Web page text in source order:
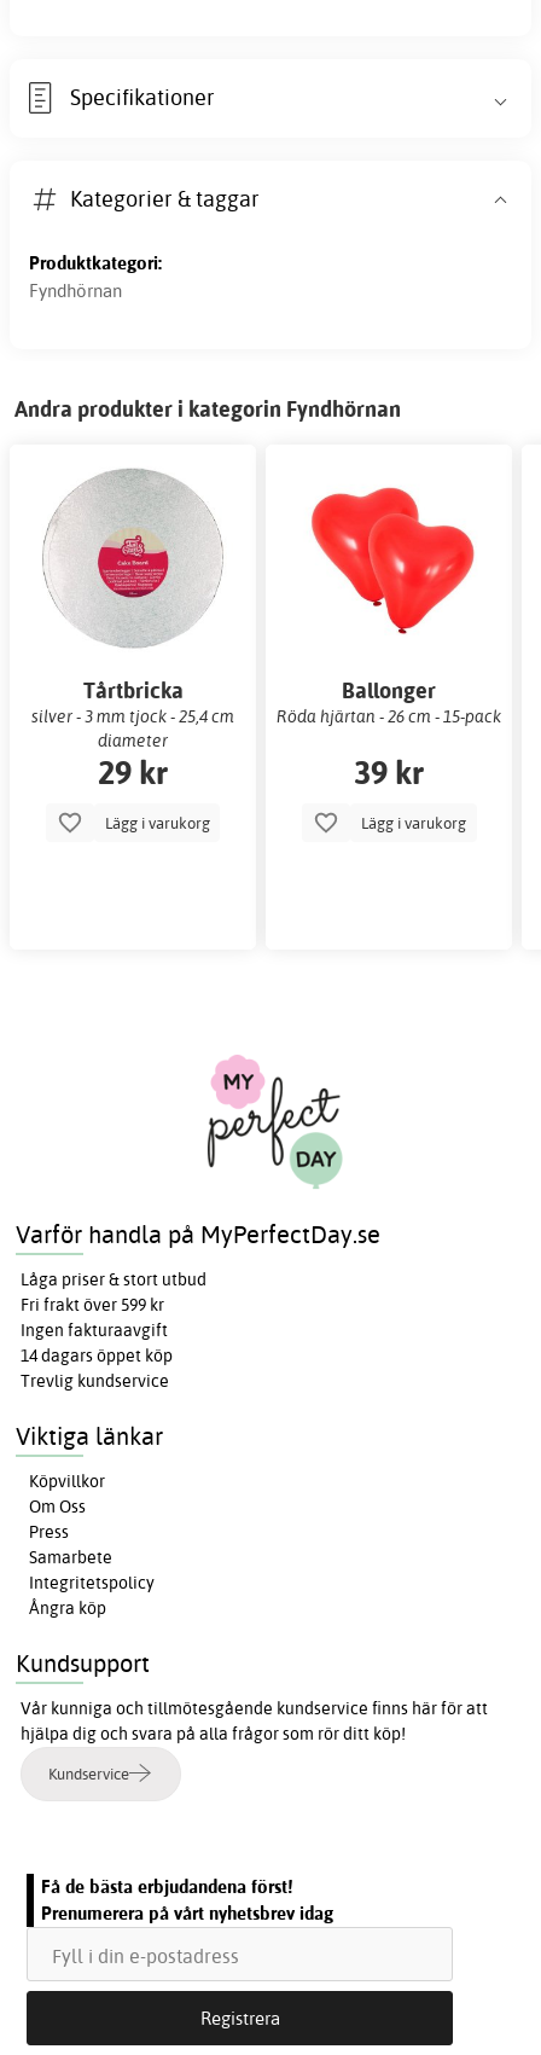
Specifikationer
Kategorier & taggar
Produktkategori:
Fyndhörnan
Andra produkter i kategorin Fyndhörnan
Tårtbricka
silver - 3 mm tjock - 25,4 cm
diameter
29 kr
Lägg i varukorg
Ballonger
Röda hjärtan - 26 cm - 15-pack
39 kr
Lägg i varukorg
Varför handla på MyPerfectDay.se
Låga priser & stort utbud
Fri frakt över 599 kr
Ingen fakturaavgift
14 dagars öppet köp
Trevlig kundservice
Viktiga länkar
Köpvillkor
Om Oss
Press
Samarbete
Integritetspolicy
Ångra köp
Kundsupport
Vår kunniga och tillmötesgående kundservice finns här för att
hjälpa dig och svara på alla frågor som rör ditt köp!
Kundservice
Få de bästa erbjudandena först!
Prenumerera på vårt nyhetsbrev idag